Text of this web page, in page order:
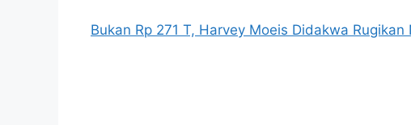
Bukan Rp 271 T, Harvey Moeis Didakwa